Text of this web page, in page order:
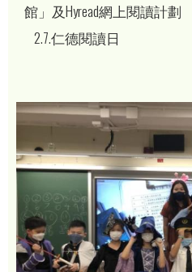
館」及Hyread網上閱讀計劃
2.7.仁德閱讀日